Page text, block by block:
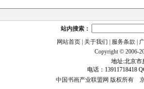
站内搜索：
网站首页
关于我们 服务条款
Copyright © 2006-
地址:北京市
电话：13911718418
中国书画产业联盟网 版权所有